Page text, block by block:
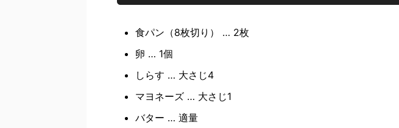
食パン（8枚切り） … 2枚
卵 … 1個
しらす … 大さじ4
マヨネーズ … 大さじ1
バター … 適量